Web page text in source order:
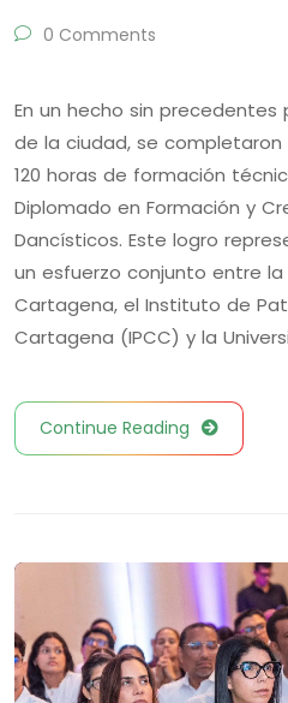
0 Comments
En un hecho sin
de la ciudad, se
120 horas de formación
Diplomado en Formación y
Dancísticos. Este logro
un esfuerzo conjunto entre la
Cartagena, el Instituto de
Cartagena (IPCC) y la
Continue Reading